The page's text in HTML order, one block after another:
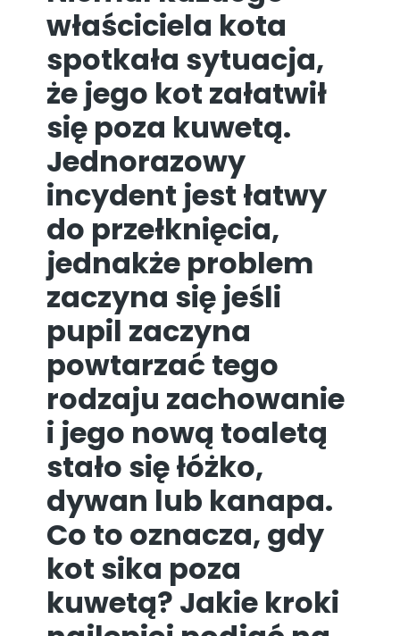
właściciela kota
spotkała sytuacja,
że jego kot załatwił
się poza kuwetą.
Jednorazowy
incydent jest łatwy
do przełknięcia,
jednakże problem
zaczyna się jeśli
pupil zaczyna
powtarzać tego
rodzaju zachowanie
i jego nową toaletą
stało się łóżko,
dywan lub kanapa.
Co to oznacza, gdy
kot sika poza
kuwetą? Jakie kroki